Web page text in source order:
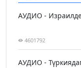
АУДИО -
4601792
АУДИО -